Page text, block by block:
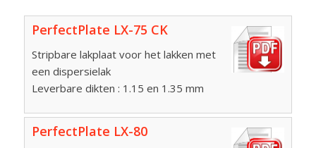
PerfectPlate LX-75 CK
Stripbare lakplaat voor het lakken met
een dispersielak
Leverbare dikten : 1.15 en 1.35 mm
PerfectPlate LX-80